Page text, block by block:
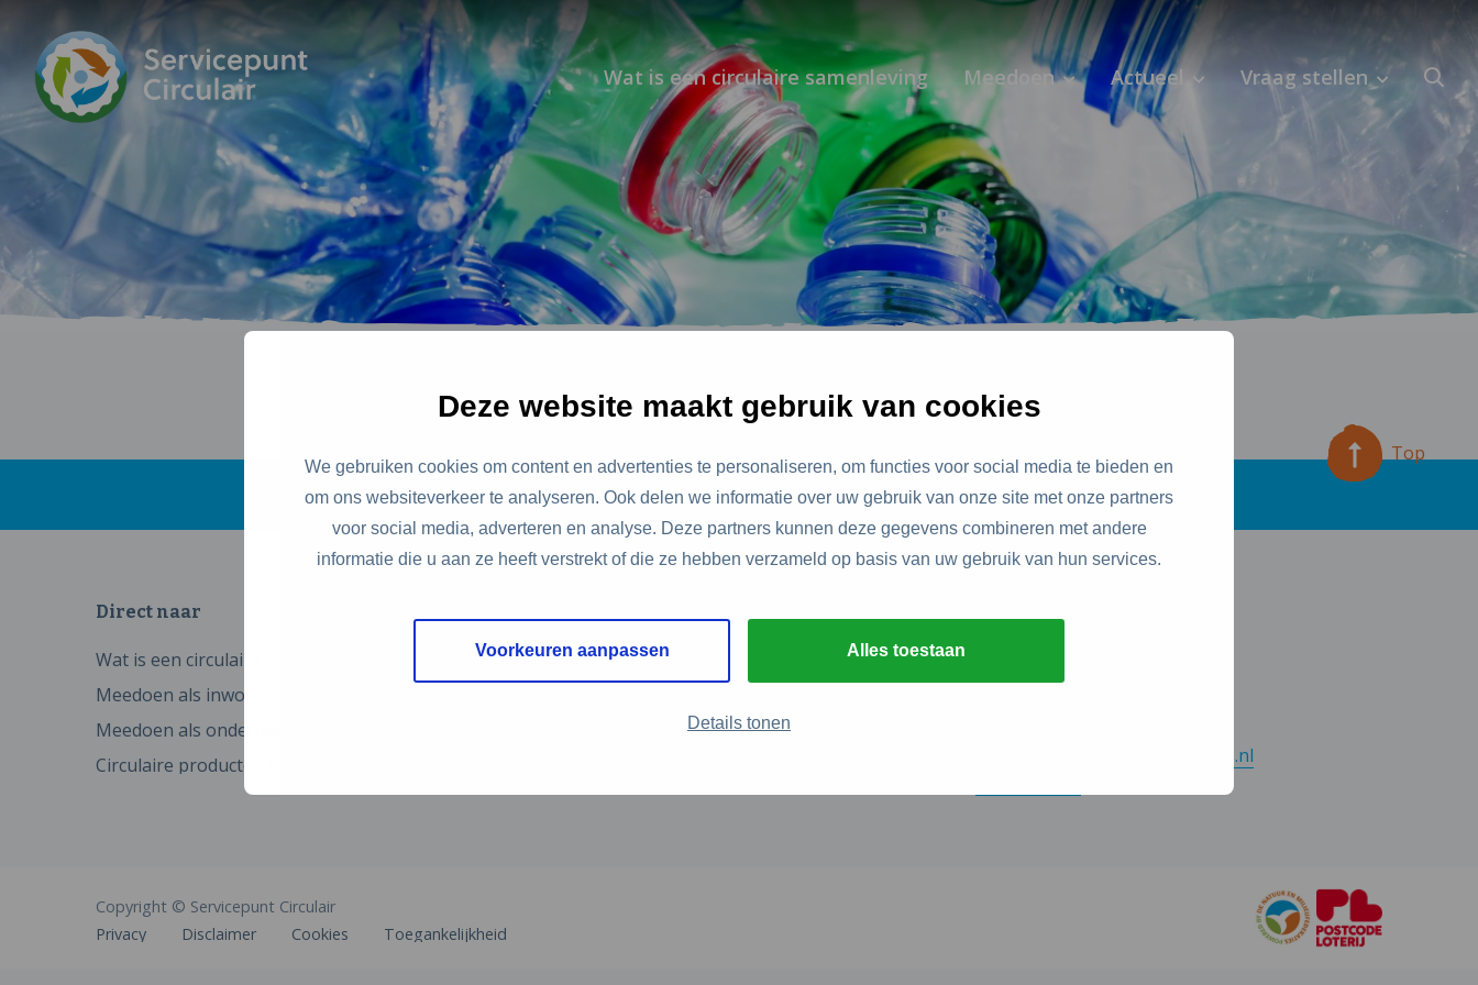
Deze website maakt gebruik van cookies
We gebruiken cookies om content en advertenties te personaliseren, om functies voor social media te bieden en
om ons websiteverkeer te analyseren. Ook delen we informatie over uw gebruik van onze site met onze partners
voor social media, adverteren en analyse. Deze partners kunnen deze gegevens combineren met andere
informatie die u aan ze heeft verstrekt of die ze hebben verzameld op basis van uw gebruik van hun services.
Voorkeuren aanpassen Alles toestaan
Details tonen
Wat is een circulaire samenleving Meedoen Actueel Vraag stellen
Hieronder vind je alle zoekresultaten.
Direct naar
Wat is een circulaire samenleving
Meedoen als inwoner
Meedoen als ondernemer
Circulaire producten en diensten
Over ons
Arthur van Schendelstraat 600
info@natuurenmilieufederaties.nl
Copyright © Servicepunt Circulair
Privacy
Disclaimer Cookies Toegankelijkheid
Top